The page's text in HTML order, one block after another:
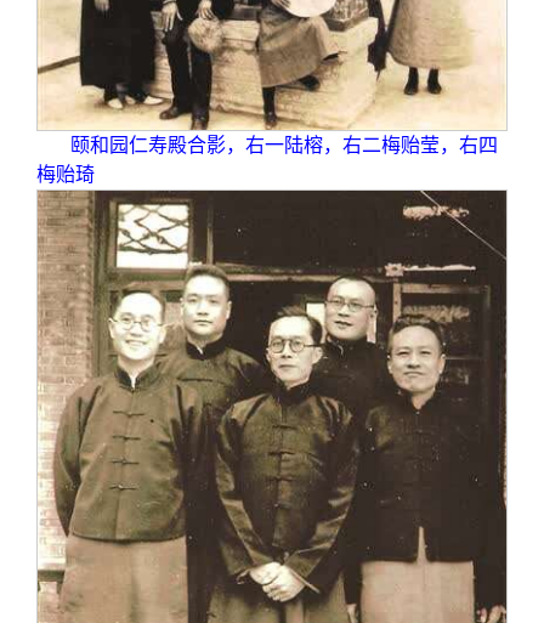
颐和园仁寿殿合影，右一陆榕，右二梅贻莹，右四
梅贻琦